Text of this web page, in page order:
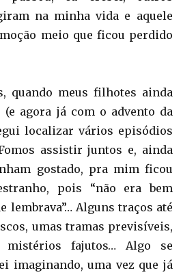
na minha vida e aquele
meio que ficou perdido
quando meus filhotes ainda
(e agora já com o advento da
localizar vários episódios
assistir juntos e, ainda
gostado, pra mim ficou
pois “não era bem
lembrava”… Alguns traços até
umas tramas previsíveis,
mistérios fajutos… Algo se
imaginando, uma vez que já